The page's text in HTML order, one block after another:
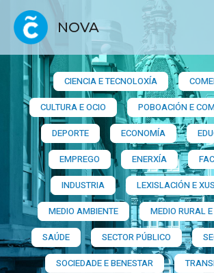
NOVA
CIENCIA E TECNOLOXÍA
CULTURA E OCIO
POBOACIÓN E
DEPORTE
ECONOMÍA
EMPREGO
ENERXÍA
INDUSTRIA
LEXISLACIÓN E
MEDIO AMBIENTE
MEDIO RURAL
SAÚDE
SECTOR PÚBLICO
SOCIEDADE E BENESTAR